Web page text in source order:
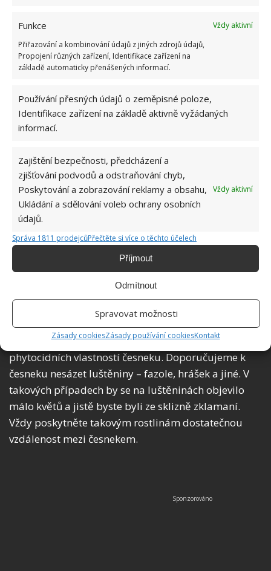
Funkce
Vždy aktivní
Přiřazování a kombinování údajů z jiných zdrojů údajů,
Propojení různých zařízení, Identifikace zařízení na
základě automaticky přenášených informací.
Používání přesných údajů o zeměpisné poloze,
Identifikace zařízení na základě aktivně vyžádaných
informací.
Zajištění bezpečnosti, předcházení a
zjišťování podvodů a odstraňování chyb,
Poskytování a zobrazování reklamy a obsahu,
Ukládání a sdělování voleb ochrany osobních
údajů.
Vždy aktivní
Správa 1811 prodejcůPřečtěte si více o těchto účelech
Příjmout
Odmítnout
Spravovat možnosti
Zásady cookiesZásady používání cookiesKontakt
Saláty, kopr, petržel, máta, bazalka, koriandr a jiné
bylinky. To stejné platí pro křen, společně s
česnekem se budou navzájem podporovat a zvýší se
obsah vitamínu C.
Maliny, rybíz a hrozny vedle
česneku
dokonale plodit své lahodné plody. Snížíte tak výskyt
škůdců na minimum. Na druhou stranu hrozny
nemají rádi konkurenty, ale pokud k nim zasadíte
česnek, bude vinná réva chráněna před škůdci, což je
jistě u tohoto druhu ovoce velkou výhodou. Je ale
také pravdou, že hlavy česneku mezi révami nemusí
být příliš velké. To stejné platí i pro květiny, vysaďte
vedle česneku karafiáty, tulipány, ale i cibuli.
Co nesázet vedle česneku?
Ne všechny květiny a rostliny mohou profitovat z
phytocidních vlastností česneku. Doporučujeme k
česneku nesázet luštěniny – fazole, hrášek a jiné. V
takových případech by se na luštěninách objevilo
málo květů a jistě byste byli ze sklizně zklamaní.
Vždy poskytněte takovým rostlinám dostatečnou
vzdálenost mezi česnekem.